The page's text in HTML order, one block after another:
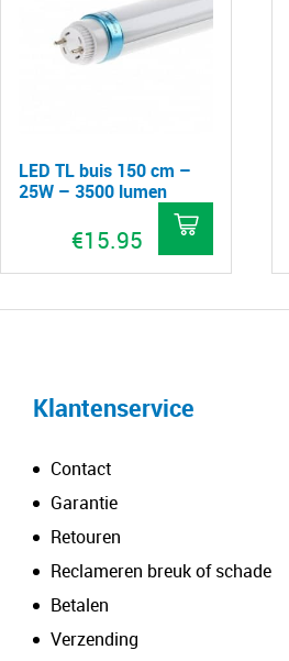
LED TL buis 150 cm –
25W – 3500 lumen
€15.95
Dit
product
op
Klantenservice
Contact
Garantie
Retouren
Reclameren breuk of schade
Betalen
Verzending